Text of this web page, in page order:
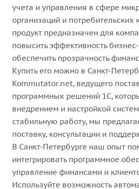
учета и управления в сфере
организаций и потребительских
продукт предназначен для
повысить эффективность
обеспечить прозрачность
Купить его можно в Санкт-
Kommutator.net, ведущего
программных решений 1С,
внедрением и настройкой
стабильную работу, мы
поставку, консультации и
В Санкт-Петербурге наш опыт
интегрировать программное
управление финансами и
Используйте возможность